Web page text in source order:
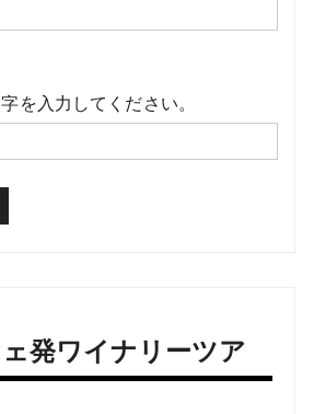
を入力してください。
発ワイナリーツア